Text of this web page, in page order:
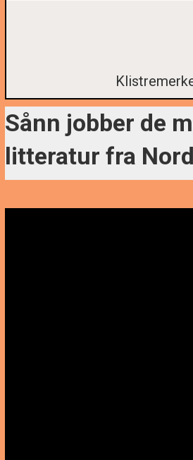
Sånn jobber de
litteratur fra